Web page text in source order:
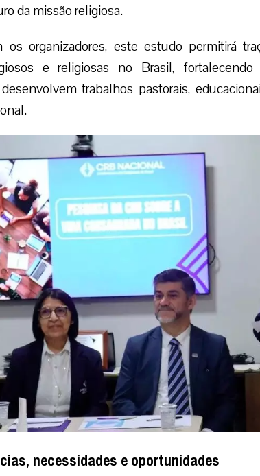
da missão religiosa.
os organizadores, este estudo permitirá
e religiosas no Brasil,
trabalhos pastorais,
necessidades e oportunidades